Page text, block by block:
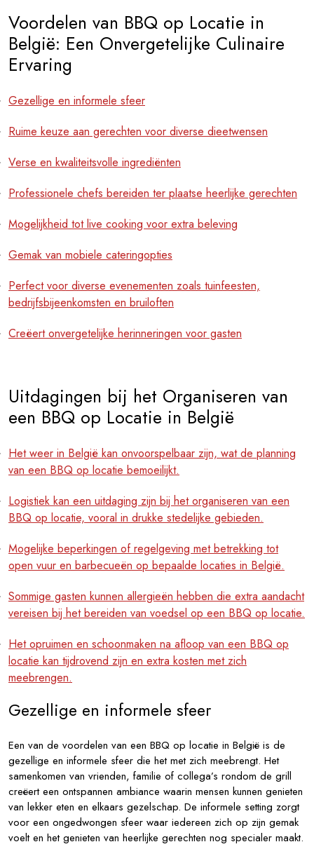
Voordelen van BBQ op Locatie in
België: Een Onvergetelijke Culinaire
Ervaring
Gezellige en informele sfeer
Ruime keuze aan gerechten voor diverse dieetwensen
Verse en kwaliteitsvolle ingrediënten
Professionele chefs bereiden ter plaatse heerlijke gerechten
Mogelijkheid tot live cooking voor extra beleving
Gemak van mobiele cateringopties
Perfect voor diverse evenementen zoals tuinfeesten,
bedrijfsbijeenkomsten en bruiloften
Creëert onvergetelijke herinneringen voor gasten
Uitdagingen bij het Organiseren van
een BBQ op Locatie in België
Het weer in België kan onvoorspelbaar zijn, wat de planning
van een BBQ op locatie bemoeilijkt.
Logistiek kan een uitdaging zijn bij het organiseren van een
BBQ op locatie, vooral in drukke stedelijke gebieden.
Mogelijke beperkingen of regelgeving met betrekking tot
open vuur en barbecueën op bepaalde locaties in België.
Sommige gasten kunnen allergieën hebben die extra aandacht
vereisen bij het bereiden van voedsel op een BBQ op locatie.
Het opruimen en schoonmaken na afloop van een BBQ op
locatie kan tijdrovend zijn en extra kosten met zich
meebrengen.
Gezellige en informele sfeer
Een van de voordelen van een BBQ op locatie in België is de
gezellige en informele sfeer die het met zich meebrengt. Het
samenkomen van vrienden, familie of collega’s rondom de grill
creëert een ontspannen ambiance waarin mensen kunnen genieten
van lekker eten en elkaars gezelschap. De informele setting zorgt
voor een ongedwongen sfeer waar iedereen zich op zijn gemak
voelt en het genieten van heerlijke gerechten nog specialer maakt.